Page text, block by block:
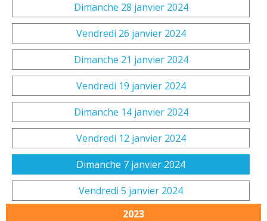
Dimanche 28 janvier 2024
Vendredi 26 janvier 2024
Dimanche 21 janvier 2024
Vendredi 19 janvier 2024
Dimanche 14 janvier 2024
Vendredi 12 janvier 2024
Dimanche 7 janvier 2024
Vendredi 5 janvier 2024
2023